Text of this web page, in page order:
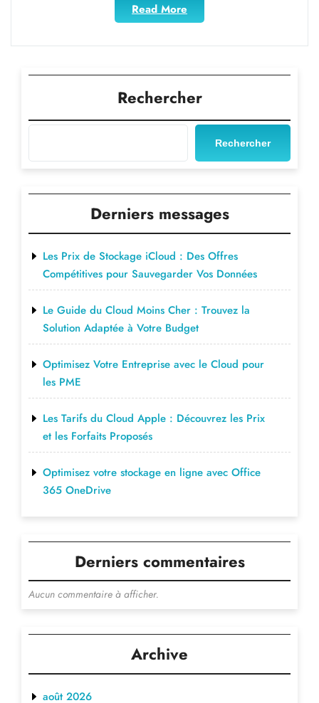
Read More
la
votre
informatique
avec
solutions
open
Rechercher
Rechercher
Derniers messages
Les Prix de Stockage iCloud : Des Offres
Compétitives pour Sauvegarder Vos Données
Le Guide du Cloud Moins Cher : Trouvez la
Solution Adaptée à Votre Budget
Optimisez Votre Entreprise avec le Cloud pour
les PME
Les Tarifs du Cloud Apple : Découvrez les Prix
et les Forfaits Proposés
Optimisez votre stockage en ligne avec Office
365 OneDrive
Derniers commentaires
Aucun commentaire à afficher.
Archive
août 2026